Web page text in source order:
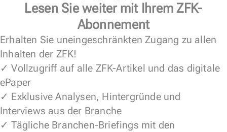
Lesen Sie weiter mit Ihrem ZFK-
Abonnement
Erhalten Sie uneingeschränkten Zugang zu allen
Inhalten der ZFK!
✓ Vollzugriff auf alle ZFK-Artikel und das digitale
ePaper
✓ Exklusive Analysen, Hintergründe und
Interviews aus der Branche
✓ Tägliche Branchen-Briefings mit den